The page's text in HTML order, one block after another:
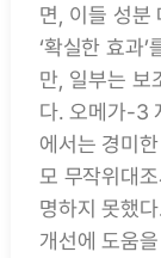
면, 이들 성분
‘확실한 효과
만, 일부는 보
다. 오메가-3
에서는 경미
모 무작위대
명하지 못했
개선에 도움